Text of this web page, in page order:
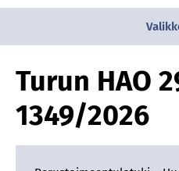
Turun HAO
1349/2026